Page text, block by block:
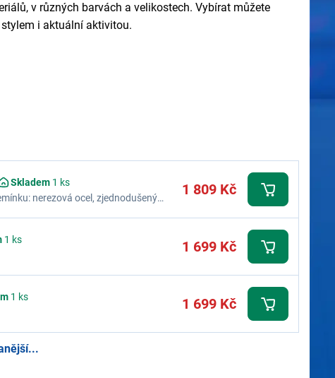
v různých barvách a velikostech. Vybírat můžete
i aktuální aktivitou.
Skladem 1 ks
nerezová ocel, zjednodušený
1 809 Kč
1 ks
1 699 Kč
1 ks
1 699 Kč